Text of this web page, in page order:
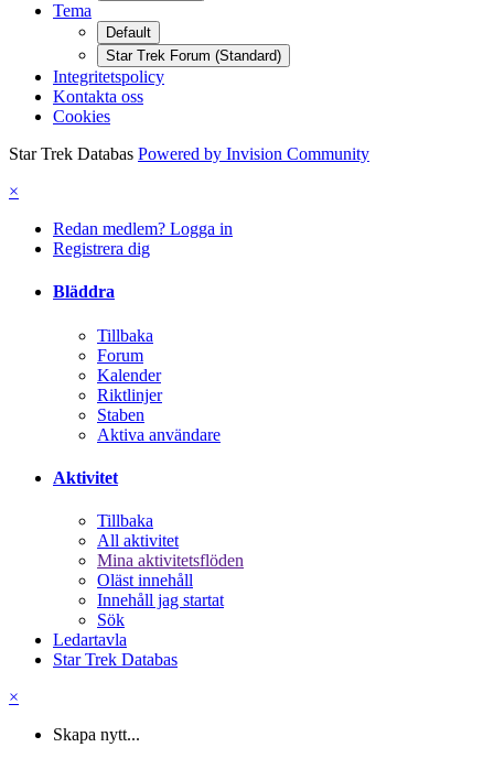
Tema
Default
Star Trek Forum (Standard)
Integritetspolicy
Kontakta oss
Cookies
Star Trek Databas Powered by Invision Community
×
Redan medlem? Logga in
Registrera dig
Bläddra
Tillbaka
Forum
Kalender
Riktlinjer
Staben
Aktiva användare
Aktivitet
Tillbaka
All aktivitet
Mina aktivitetsflöden
Oläst innehåll
Innehåll jag startat
Sök
Ledartavla
Star Trek Databas
×
Skapa nytt...